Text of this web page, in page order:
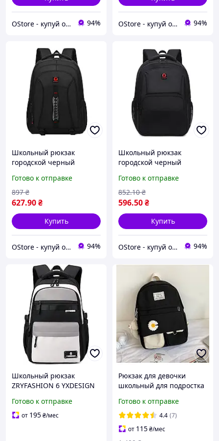
OStore - купуй онлайн! 94% OStore - купуй онлайн! 94%
Школьный рюкзак
городской черный
ранец для учебы сумка
для старшеклассников
Готово к отправке
627.90₴
897 ₴
Купить
OStore - купуй онлайн! 94%
Школьный рюкзак
городской черный
ранец для учебы сумка
для ноутбука и книг
Готово к отправке
596.50₴
852.10 ₴
Купить
OStore - купуй онлайн! 94%
Школьный рюкзак
ZRYFASHION 6 YXDESIGN
ноутбука 15,6 дюймов 30
л черный для подростков
Готово к отправке
от 195₴/мес
Рюкзак для девочки
школьный для подростка
брелком медведем и
ромашкой рюкзаки для
школы
Готово к отправке
4.4 (7)
от 115₴/мес